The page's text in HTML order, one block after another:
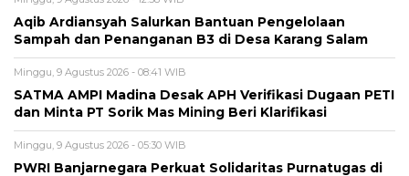
Aqib Ardiansyah Salurkan Bantuan Pengelolaan
Sampah dan Penanganan B3 di Desa Karang Salam
Minggu, 9 Agustus 2026 - 08:41 WIB
SATMA AMPI Madina Desak APH Verifikasi Dugaan PETI
dan Minta PT Sorik Mas Mining Beri Klarifikasi
Minggu, 9 Agustus 2026 - 05:30 WIB
PWRI Banjarnegara Perkuat Solidaritas Purnatugas di